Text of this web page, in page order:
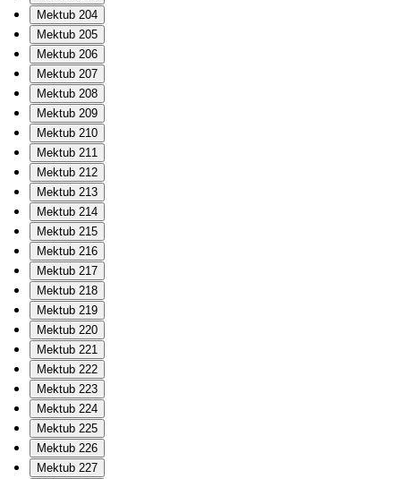
Mektub 204
Mektub 205
Mektub 206
Mektub 207
Mektub 208
Mektub 209
Mektub 210
Mektub 211
Mektub 212
Mektub 213
Mektub 214
Mektub 215
Mektub 216
Mektub 217
Mektub 218
Mektub 219
Mektub 220
Mektub 221
Mektub 222
Mektub 223
Mektub 224
Mektub 225
Mektub 226
Mektub 227